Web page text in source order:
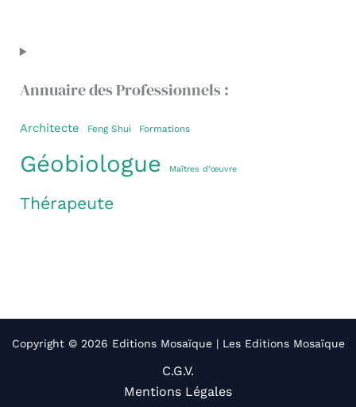
Annuaire des Professionnels :
Architecte Feng Shui Formations
Géobiologue Maîtres d’œuvre
Thérapeute
Copyright © 2026 Editions Mosaïque | Les Editions Mosaïque
C.G.V.
Mentions Légales